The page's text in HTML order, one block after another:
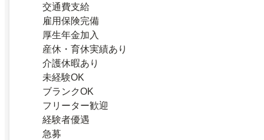
交通費支給
雇用保険完備
厚生年金加入
産休・育休実績あり
介護休暇あり
未経験OK
ブランクOK
フリーター歓迎
経験者優遇
急募